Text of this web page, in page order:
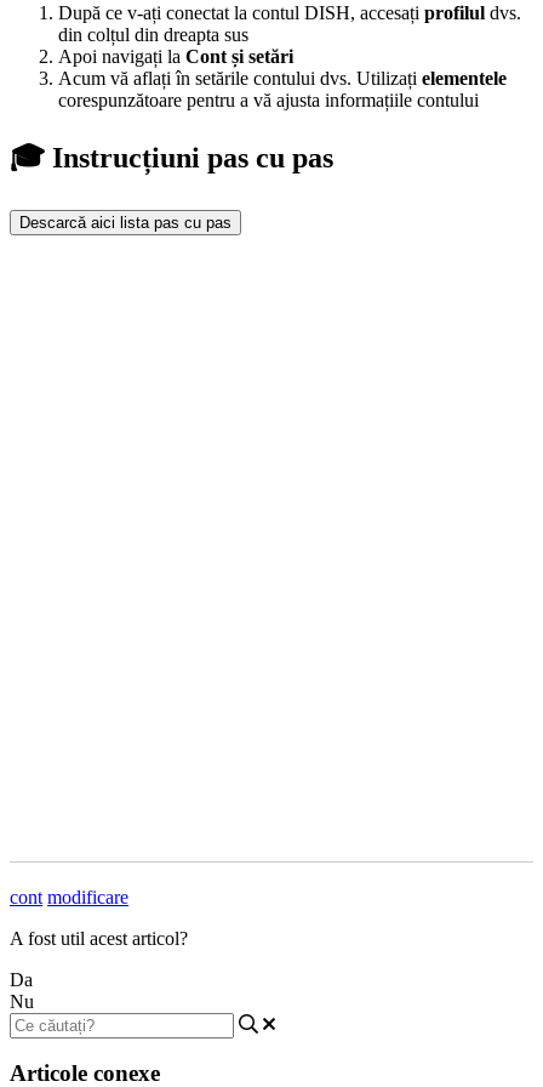
După ce v-ați conectat la contul DISH, accesați profilul dvs.
din colțul din dreapta sus
Apoi navigați la Cont și setări
Acum vă aflați în setările contului dvs. Utilizați elementele
corespunzătoare pentru a vă ajusta informațiile contului
🎓 Instrucțiuni pas cu pas
Descarcă aici lista pas cu pas
cont modificare
A fost util acest articol?
Da
Nu
Articole conexe